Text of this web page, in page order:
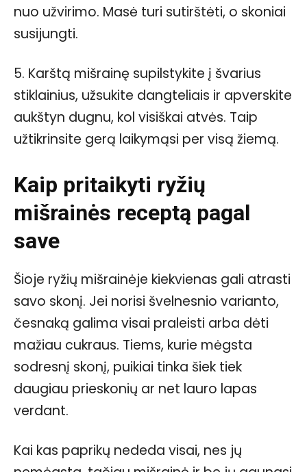
nuo užvirimo. Masė turi sutirštėti, o skoniai
susijungti.
5. Karštą mišrainę supilstykite į švarius
stiklainius, užsukite dangteliais ir apverskite
aukštyn dugnu, kol visiškai atvės. Taip
užtikrinsite gerą laikymąsi per visą žiemą.
Kaip pritaikyti ryžių
mišrainės receptą pagal
save
Šioje ryžių mišrainėje kiekvienas gali atrasti
savo skonį. Jei norisi švelnesnio varianto,
česnaką galima visai praleisti arba dėti
mažiau cukraus. Tiems, kurie mėgsta
sodresnį skonį, puikiai tinka šiek tiek
daugiau prieskonių ar net lauro lapas
verdant.
Kai kas paprikų nededa visai, nes jų